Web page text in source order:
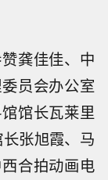
龚佳佳、中
员会办公室
馆长瓦莱里
张旭霞、马
合拍动画电